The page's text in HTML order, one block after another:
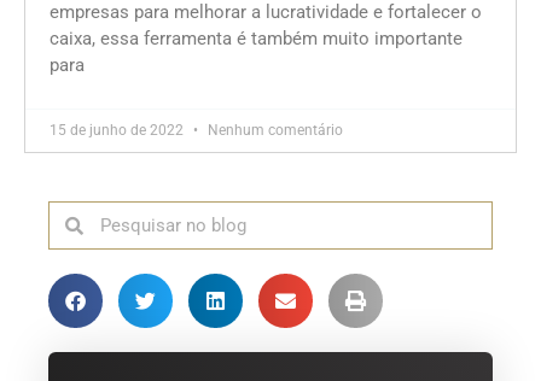
empresas para melhorar a lucratividade e fortalecer o
caixa, essa ferramenta é também muito importante
para
15 de junho de 2022 Nenhum comentário